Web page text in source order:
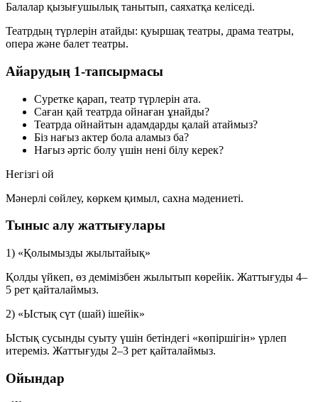
Балалар қызығушылық танытып, саяхатқа келіседі.
Театрдың түрлерін атайды: қуыршақ театры, драма театры,
опера және балет театры.
Айарудың 1-тапсырмасы
Суретке қарап, театр түрлерін ата.
Саған қай театрда ойнаған ұнайды?
Театрда ойнайтын адамдарды қалай атаймыз?
Біз нағыз актер бола аламыз ба?
Нағыз әртіс болу үшін нені білу керек?
Негізгі ой
Мәнерлі сөйлеу, көркем қимыл, сахна мәдениеті.
Тыныс алу жаттығулары
1) «Қолымызды жылытайық»
Қолды үйкеп, өз демімізбен жылытып көрейік. Жаттығуды 4–
5 рет қайталаймыз.
2) «Ыстық сүт (шай) ішейік»
Ыстық сусынды суыту үшін бетіндегі «көпіршігін» үрлеп
итереміз. Жаттығуды 2–3 рет қайталаймыз.
Ойындар